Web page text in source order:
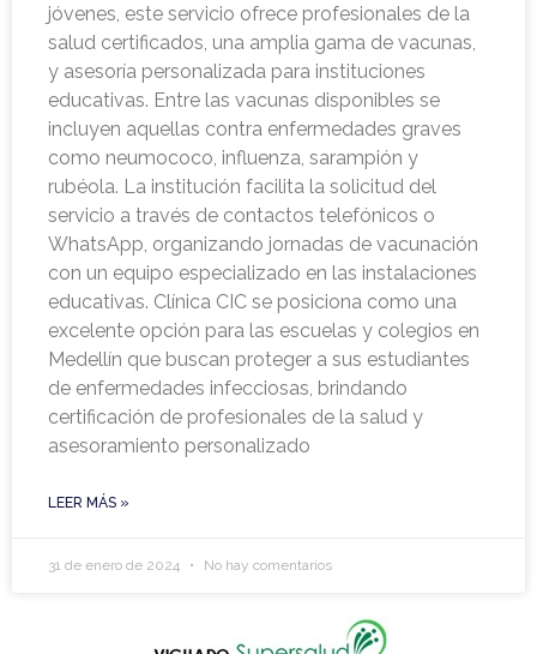
jóvenes, este servicio ofrece profesionales de la
salud certificados, una amplia gama de vacunas,
y asesoría personalizada para instituciones
educativas. Entre las vacunas disponibles se
incluyen aquellas contra enfermedades graves
como neumococo, influenza, sarampión y
rubéola. La institución facilita la solicitud del
servicio a través de contactos telefónicos o
WhatsApp, organizando jornadas de vacunación
con un equipo especializado en las instalaciones
educativas. Clínica CIC se posiciona como una
excelente opción para las escuelas y colegios en
Medellín que buscan proteger a sus estudiantes
de enfermedades infecciosas, brindando
certificación de profesionales de la salud y
asesoramiento personalizado
LEER MÁS »
31 de enero de 2024 No hay comentarios